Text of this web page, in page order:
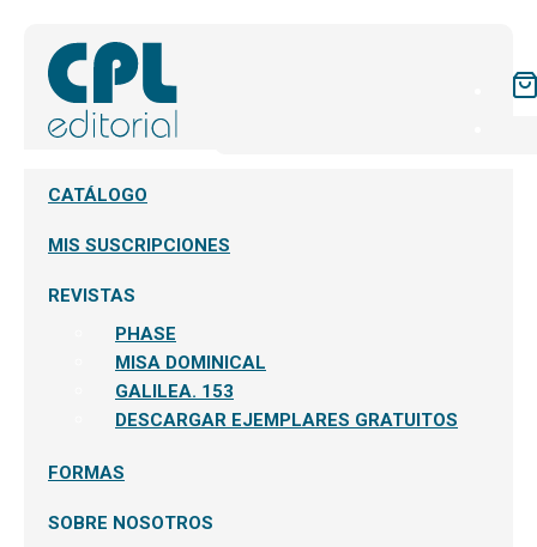
CATÁLOGO
MIS SUSCRIPCIONES
REVISTAS
PHASE
MISA DOMINICAL
GALILEA. 153
DESCARGAR EJEMPLARES GRATUITOS
FORMAS
SOBRE NOSOTROS